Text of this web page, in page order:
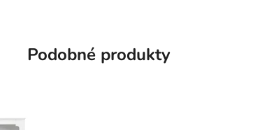
Podobné produkty